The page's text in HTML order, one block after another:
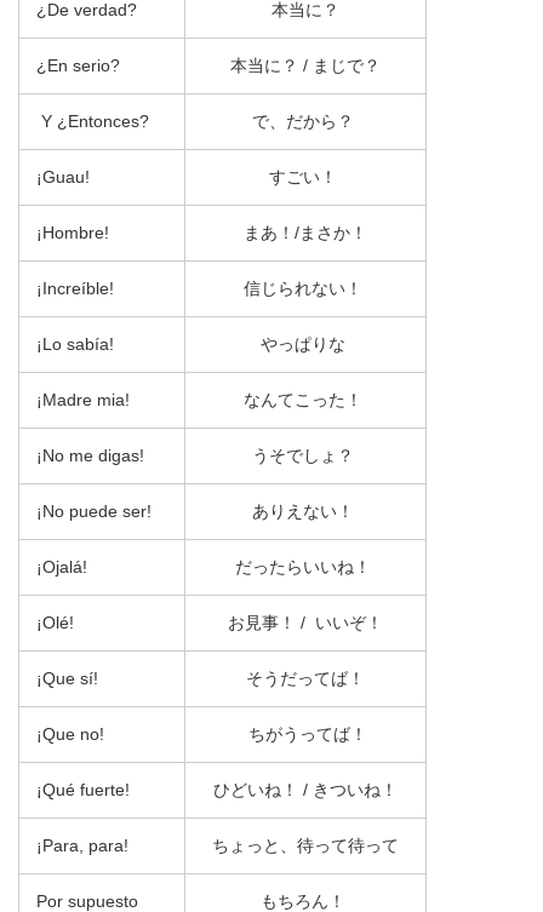
¿De verdad? 本当に？
¿En serio? 本当に？ / まじで？
Y ¿Entonces? で、だから？
¡Guau! すごい！
¡Hombre! まあ！/まさか！
¡Increíble! 信じられない！
¡Lo sabía! やっぱりな
¡Madre mia! なんてこった！
¡No me digas! うそでしょ？
¡No puede ser! ありえない！
¡Ojalá! だったらいいね！
¡Olé! お見事！ / いいぞ！
¡Que sí! そうだってば！
¡Que no! ちがうってば！
¡Qué fuerte! ひどいね！ / きついね！
¡Para, para! ちょっと、待って待って
Por supuesto もちろん！